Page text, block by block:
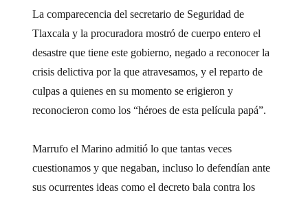
La comparecencia del secretario de Seguridad de
Tlaxcala y la procuradora mostró de cuerpo entero el
desastre que tiene este gobierno, negado a reconocer la
crisis delictiva por la que atravesamos, y el reparto de
culpas a quienes en su momento se erigieron y
reconocieron como los “héroes de esta película papá”.
Marrufo el Marino admitió lo que tantas veces
cuestionamos y que negaban, incluso lo defendían ante
sus ocurrentes ideas como el decreto bala contra los